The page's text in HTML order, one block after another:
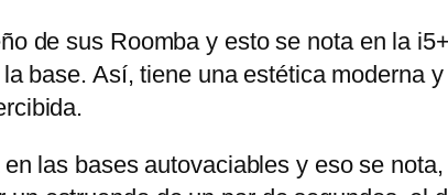
de sus Roomba y esto se nota en la
base. Así, tiene una estética moderna
las bases autovaciables y eso se